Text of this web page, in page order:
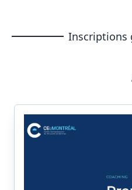
Inscriptions